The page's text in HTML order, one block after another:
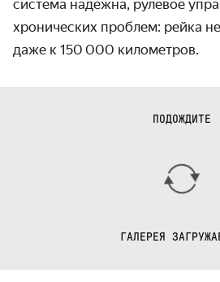
система надёжна, рулевое
хронических проблем: рейка
даже к 150 000 километров.
ПОДОЖДИТЕ
ГАЛЕРЕЯ